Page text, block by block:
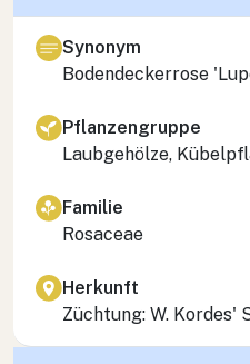
Synonym
Bodendeckerrose
Pflanzengruppe
Laubgehölze,
Familie
Rosaceae
Herkunft
Züchtung: W. Kordes'